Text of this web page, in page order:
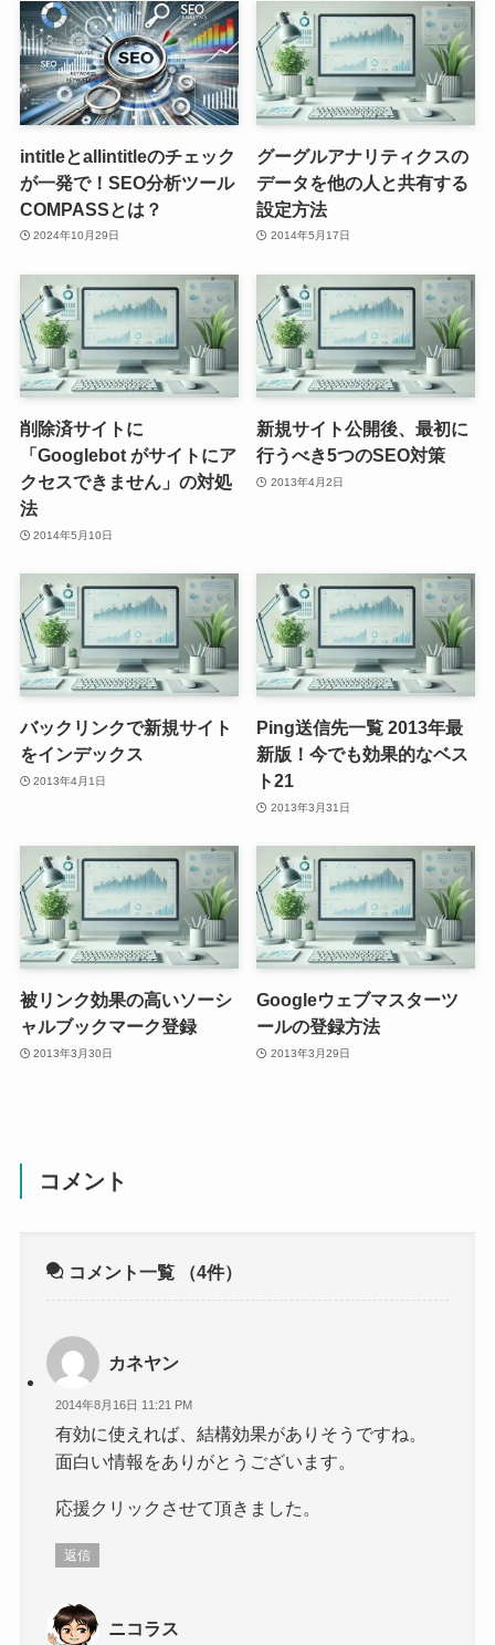
intitleとallintitleのチェック
が一発で！SEO分析ツール
COMPASSとは？
2024年10月29日
グーグルアナリティクスの
データを他の人と共有する
設定方法
2014年5月17日
削除済サイトに
「Googlebot がサイトにア
クセスできません」の対処
法
2014年5月10日
新規サイト公開後、最初に
行うべき5つのSEO対策
2013年4月2日
バックリンクで新規サイト
をインデックス
2013年4月1日
Ping送信先一覧 2013年最
新版！今でも効果的なベス
ト21
2013年3月31日
被リンク効果の高いソーシ
ャルブックマーク登録
2013年3月30日
Googleウェブマスターツ
ールの登録方法
2013年3月29日
コメント
コメント一覧 （4件）
カネヤン
2014年8月16日 11:21 PM
有効に使えれば、結構効果がありそうですね。
面白い情報をありがとうございます。
応援クリックさせて頂きました。
返信
ニコラス